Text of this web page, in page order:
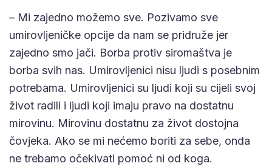
– Mi zajedno možemo sve. Pozivamo sve
umirovljeničke opcije da nam se pridruže jer
zajedno smo jači. Borba protiv siromaštva je
borba svih nas. Umirovljenici nisu ljudi s posebnim
potrebama. Umirovljenici su ljudi koji su cijeli svoj
život radili i ljudi koji imaju pravo na dostatnu
mirovinu. Mirovinu dostatnu za život dostojna
čovjeka. Ako se mi nećemo boriti za sebe, onda
ne trebamo očekivati pomoć ni od koga.